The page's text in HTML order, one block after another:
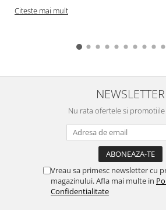
Citeste mai mult
NEWSLETTER
Nu rata ofertele si
Vreau sa primesc newsletter cu
magazinului. Afla mai multe in
Confidentialitate